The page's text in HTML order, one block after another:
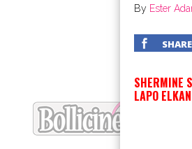
By Ester
SHARE
SHERMINE
LAPO